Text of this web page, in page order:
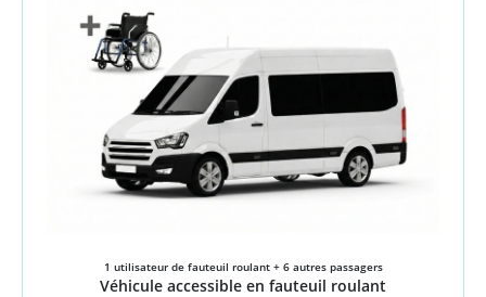
1 utilisateur de fauteuil roulant + 6 autres passagers
Véhicule accessible en fauteuil roulant